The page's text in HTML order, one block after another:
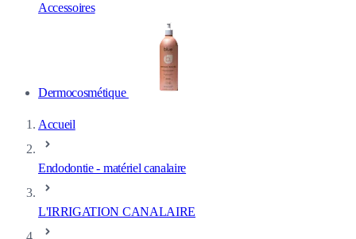
Accessoires
Dermocosmétique
Accueil
Endodontie - matériel canalaire
L'IRRIGATION CANALAIRE